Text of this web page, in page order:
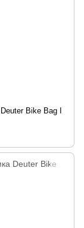
Bike Bag I